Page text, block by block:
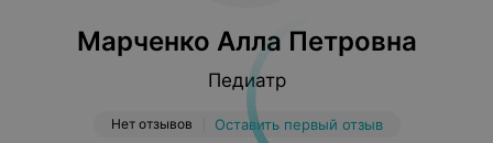
Марченко Алла Петровна
Педиатр
Нет отзывов Оставить первый отзыв